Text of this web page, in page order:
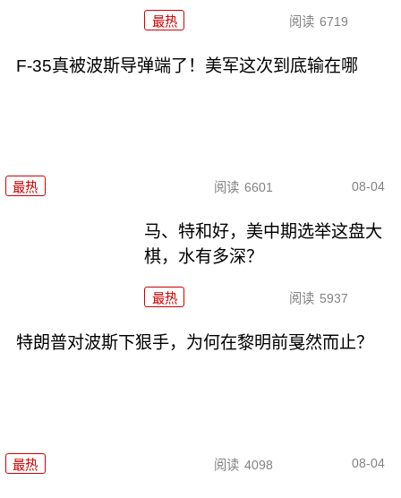
最热 阅读 6719
F-35真被波斯导弹端了！美军这次到底输在哪
最热 阅读 6601 08-04
马、特和好，美中期选举这盘大
棋，水有多深？
最热 阅读 5937
特朗普对波斯下狠手，为何在黎明前戛然而止？
最热 阅读 4098 08-04